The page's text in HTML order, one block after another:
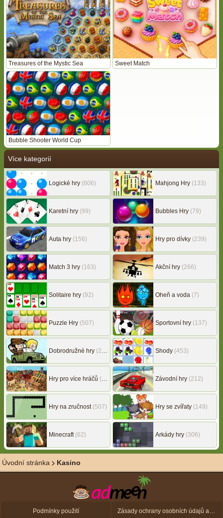
Treasures of the Mystic Sea Sweet Match
Bubble Shooter World Cup
Více kategorií
Logické hry (606) Mahjong Hry (133)
Karetní hry (99) Bubbles Hry (79)
Auta hry (156) Hry pro dívky (239)
Match 3 hry (163) Akční hry (266)
Solitaire hry (92) Oheň a voda (7)
Puzzle Hry (507) Sportovní hry (137)
Dobrodružné hry (217) Shody (453)
Hry pro více hráčů (146) Závodní hry (212)
Hry na zručnost (507) Hry se zvířaty (149)
Minecraft (62) Arkády hry (306)
Úvodní stránka Kasino
Podmínky použití Zásady ochrany osobních údajů a zásady použití souborů cookie